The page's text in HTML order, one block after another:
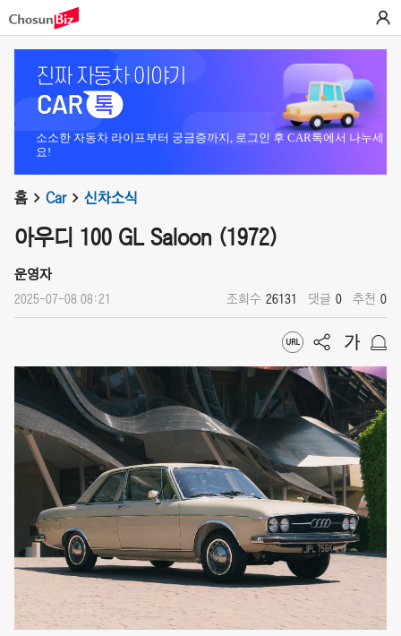
소소한 자동차 라이프부터 궁금증까지, 로그인 후 CAR톡에서 나누세
요!
홈 Car 신차소식
아우디 100 GL Saloon (1972)
운영자
2025-07-08 08:21 조회수 26131 댓글 0 추천 0